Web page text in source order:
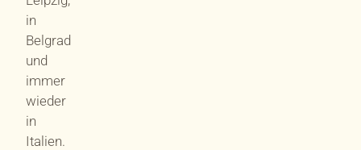
in
Belgrad
und
immer
wieder
in
Italien.